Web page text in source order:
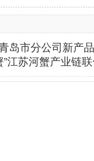
岛市分公司新产
”江苏河蟹产业链